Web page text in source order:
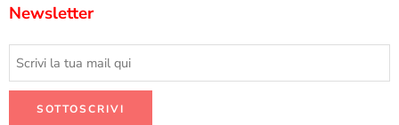
Newsletter